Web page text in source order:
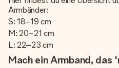
Armbänder:
S: 18–19 cm
M: 20–21 cm
L: 22–23 cm
Mach ein Armband, das